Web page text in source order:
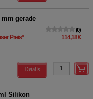
mm gerade
0
Preis* 114,18 €
Details
Silikon